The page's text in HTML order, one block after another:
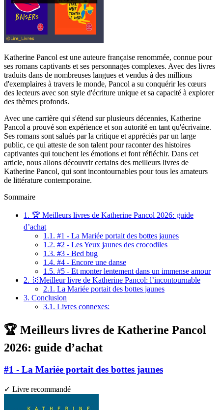
Katherine Pancol est une auteure française renommée, connue pour
ses romans captivants et ses personnages complexes. Avec des livres
traduits dans de nombreuses langues et vendus à des millions
d'exemplaires à travers le monde, Pancol a su conquérir les cœurs
des lecteurs avec son style d'écriture unique et sa capacité à explorer
des thèmes profonds.
Avec une carrière qui s'étend sur plusieurs décennies, Katherine
Pancol a prouvé son expérience et son autorité en tant qu'écrivaine.
Ses romans sont salués par la critique et appréciés par un large
public, ce qui atteste de son talent pour raconter des histoires
captivantes qui touchent les émotions et font réfléchir. Dans cet
article, nous allons découvrir certains des meilleurs livres de
Katherine Pancol, qui sont incontournables pour tous les amateurs
de littérature contemporaine.
Sommaire
1. 🏆 Meilleurs livres de Katherine Pancol 2026: guide
d’achat
1.1. #1 - La Mariée portait des bottes jaunes
1.2. #2 - Les Yeux jaunes des crocodiles
1.3. #3 - Bed bug
1.4. #4 - Encore une danse
1.5. #5 - Et monter lentement dans un immense amour
2. 🥇Meilleur livre de Katherine Pancol: l’incontournable
2.1. La Mariée portait des bottes jaunes
3. Conclusion
3.1. Livres connexes:
🏆 Meilleurs livres de Katherine Pancol
2026: guide d’achat
#1 - La Mariée portait des bottes jaunes
✓ Livre recommandé